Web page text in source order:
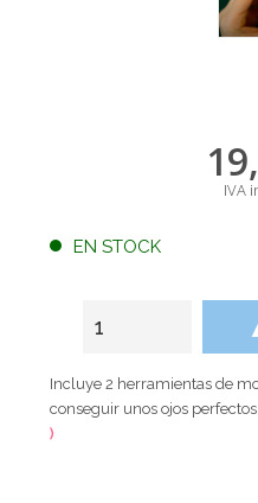
IVA
EN STOCK
Incluye 2 herramientas de
conseguir unos ojos
)